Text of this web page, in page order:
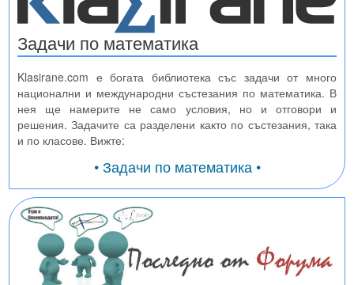
Задачи по математика
Klasirane.com е богата библиотека със задачи от много
национални и международни състезания по математика. В
нея ще намерите не само условия, но и отговори и
решения. Задачите са разделени както по състезания, така
и по класове. Вижте:
• Задачи по математика •